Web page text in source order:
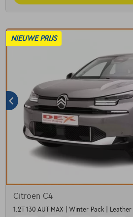
NIEUWE PRIJS
Citroen C4
1.2T 130 AUT MAX | Winter Pack |